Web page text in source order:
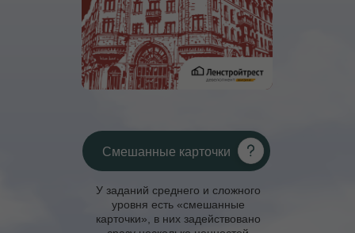
У заданий среднего и сложного
уровня есть «смешанные
карточки», в них задействовано
Смешанные карточки